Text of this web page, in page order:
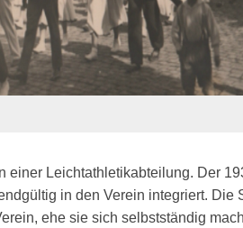
einer Leichtathletikabteilung. Der
in den Verein integriert. Die
ehe sie sich selbstständig